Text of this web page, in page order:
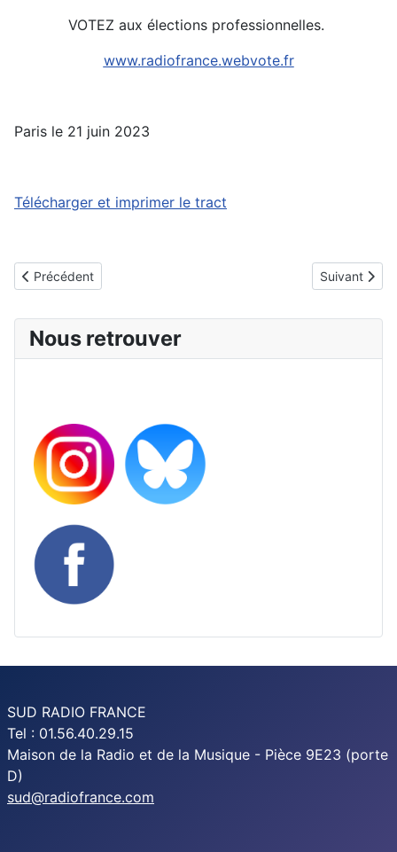
VOTEZ aux élections professionnelles.
www.radiofrance.webvote.fr
Paris le 21 juin 2023
Télécharger et imprimer le tract
Article précédent : Inflation, une question brûlante : SUD
Précédent Article
Suivant
Nous retrouver
SUD RADIO FRANCE
Tel : 01.56.40.29.15
Maison de la Radio et de la Musique - Pièce 9E23 (porte
D)
sud@radiofrance.com